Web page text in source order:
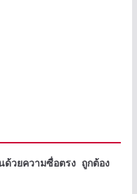
ด้วยความซื่อตรง ถูกต้อง